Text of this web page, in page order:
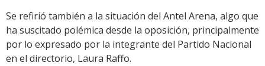
Se refirió también a la situación del Antel Arena, algo que
ha suscitado polémica desde la oposición, principalmente
por lo expresado por la integrante del Partido Nacional
en el directorio, Laura Raffo.